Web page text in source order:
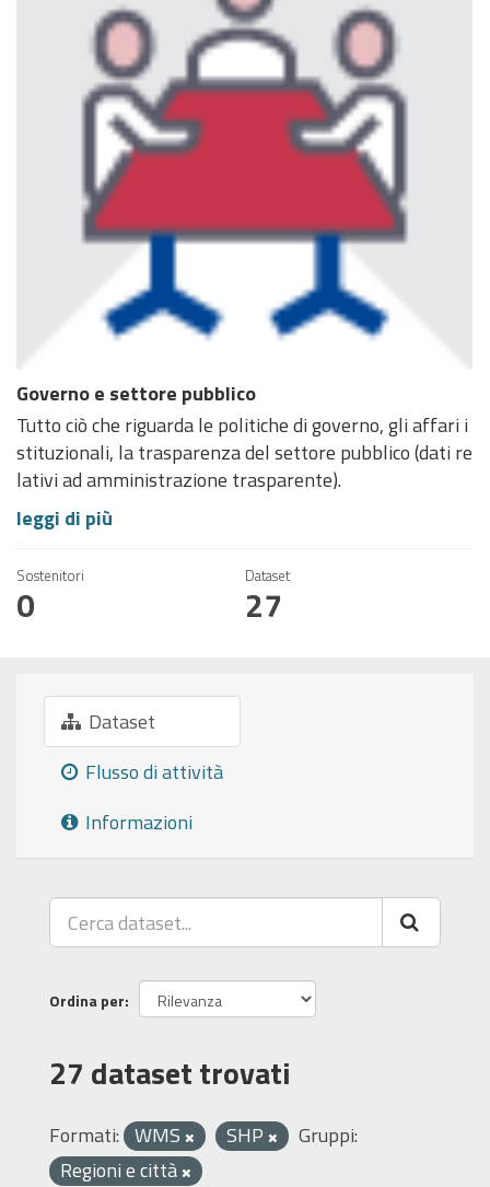
Governo e settore pubblico
Tutto ciò che riguarda le politiche di governo, gli affari i
stituzionali, la trasparenza del settore pubblico (dati re
lativi ad amministrazione trasparente).
leggi di più
Sostenitori
0
Dataset
27
Dataset
Flusso di attività
Informazioni
Ordina per
27 dataset trovati
Formati: WMS SHP
Gruppi:
Regioni e città